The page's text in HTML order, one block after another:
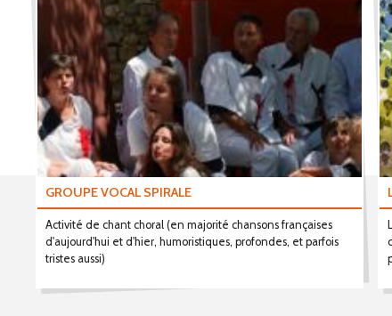
GROUPE VOCAL SPIRALE
Activité de chant choral (en majorité chansons françaises
d'aujourd'hui et d'hier, humoristiques, profondes, et parfois
tristes aussi)